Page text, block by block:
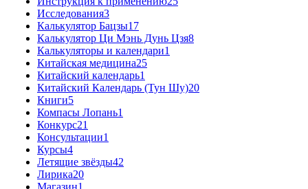
Исследования3
Калькулятор Бацзы17
Калькулятор Ци Мэнь Дунь Цзя8
Калькуляторы и календари1
Китайская медицина25
Китайский календарь1
Китайский Календарь (Тун Шу)20
Книги5
Компасы Лопань1
Конкурс21
Консультации1
Курсы4
Летящие звёзды42
Лирика20